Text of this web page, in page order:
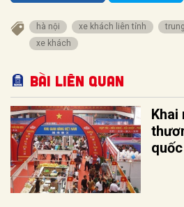
hà nội xe khách liên tỉnh
xe khách
Bài liên quan
Khai